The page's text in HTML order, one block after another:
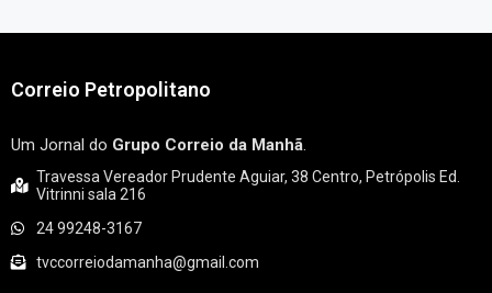
Correio Petropolitano
Um Jornal do Grupo Correio da Manhã.
Travessa Vereador Prudente Aguiar, 38 Centro, Petrópolis Ed.
Vitrinni sala 216
24 99248-3167
tvccorreiodamanha@gmail.com